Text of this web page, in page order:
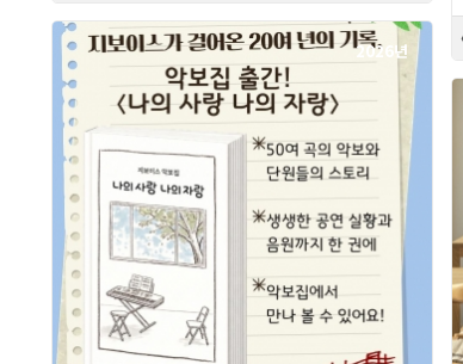
2026년